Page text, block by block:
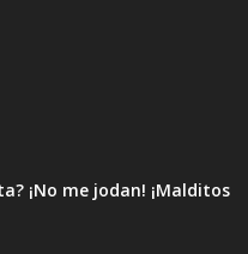
¡No me jodan! ¡Malditos